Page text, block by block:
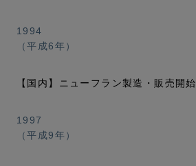
1994
（平成6年）
【国内】ニューフラン製造・販売開始
1997
（平成9年）